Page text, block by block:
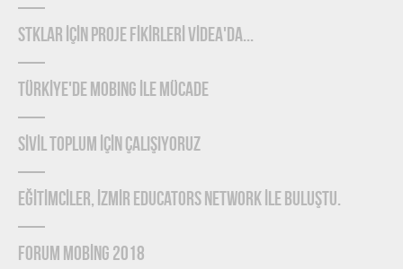
STKLAR İÇİN PROJE FİKİRLERİ VİDEA'DA...
TÜRKİYE'DE MOBING İLE MÜCADE
SİVİL TOPLUM İÇİN ÇALIŞIYORUZ
EĞİTİMCİLER, İZMİR EDUCATORS NETWORK İLE BULUŞTU.
FORUM MOBİNG 2018